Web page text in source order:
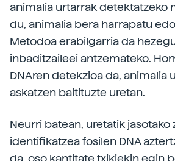
animalia urtarrak detektatzeko
du, animalia bera harrapatu
Metodoa erabilgarria da
inbaditzaileei antzemateko.
DNAren detekzioa da, animalia
askatzen baitituzte uretan.
Neurri batean, uretatik jasotako
identifikatzea fosilen DNA
da, oso kantitate txikiekin egin